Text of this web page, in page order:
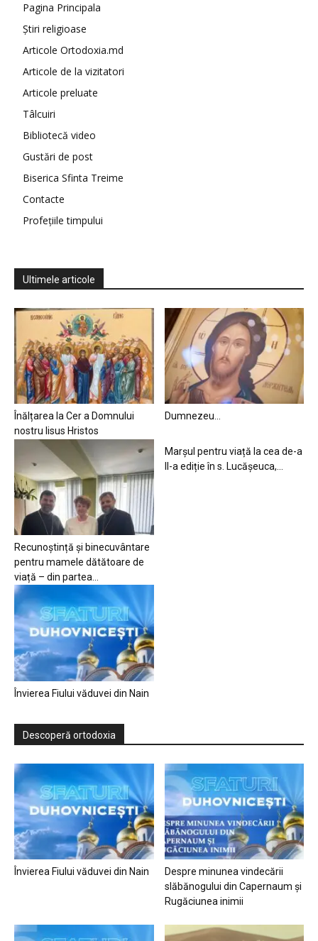
Pagina Principala
Știri religioase
Articole Ortodoxia.md
Articole de la vizitatori
Articole preluate
Tâlcuiri
Bibliotecă video
Gustări de post
Biserica Sfinta Treime
Contacte
Profețiile timpului
Ultimele articole
Înălțarea la Cer a Domnului
nostru Iisus Hristos
Dumnezeu…
Recunoștință și binecuvântare
pentru mamele dătătoare de
viață – din partea...
Marșul pentru viață la cea de-a
II-a ediție în s. Lucășeuca,...
Învierea Fiului văduvei din Nain
Descoperă ortodoxia
Învierea Fiului văduvei din Nain
Despre minunea vindecării
slăbănogului din Capernaum și
Rugăciunea inimii